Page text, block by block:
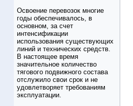
Освоение перевозок многие
годы обеспечивалось, в
основном, за счет
интенсификации
использования существующих
линий и технических средств.
В настоящее время
значительное количество
тягового подвижного состава
отслужило свои срок и не
удовлетворяет требованиям
эксплуатации.